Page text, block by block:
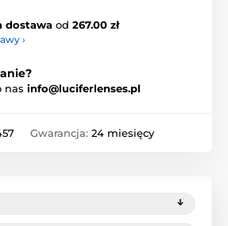
dostawa od 267.00 zł
›
nas info@luciferlenses.pl
Gwarancja: 24 miesięcy